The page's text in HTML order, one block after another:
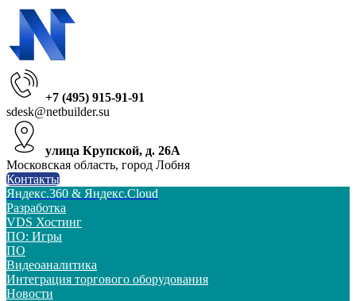
+7 (495) 915-91-91
sdesk@netbuilder.su
улица Крупской, д. 26А
Московская область, город Лобня
Контакты
Яндекс.360 & Яндекс.Cloud
Разработка
VDS Хостинг
ПО: Игры
ПО
Видеоаналитика
Интеграция торгового оборудования
Новости